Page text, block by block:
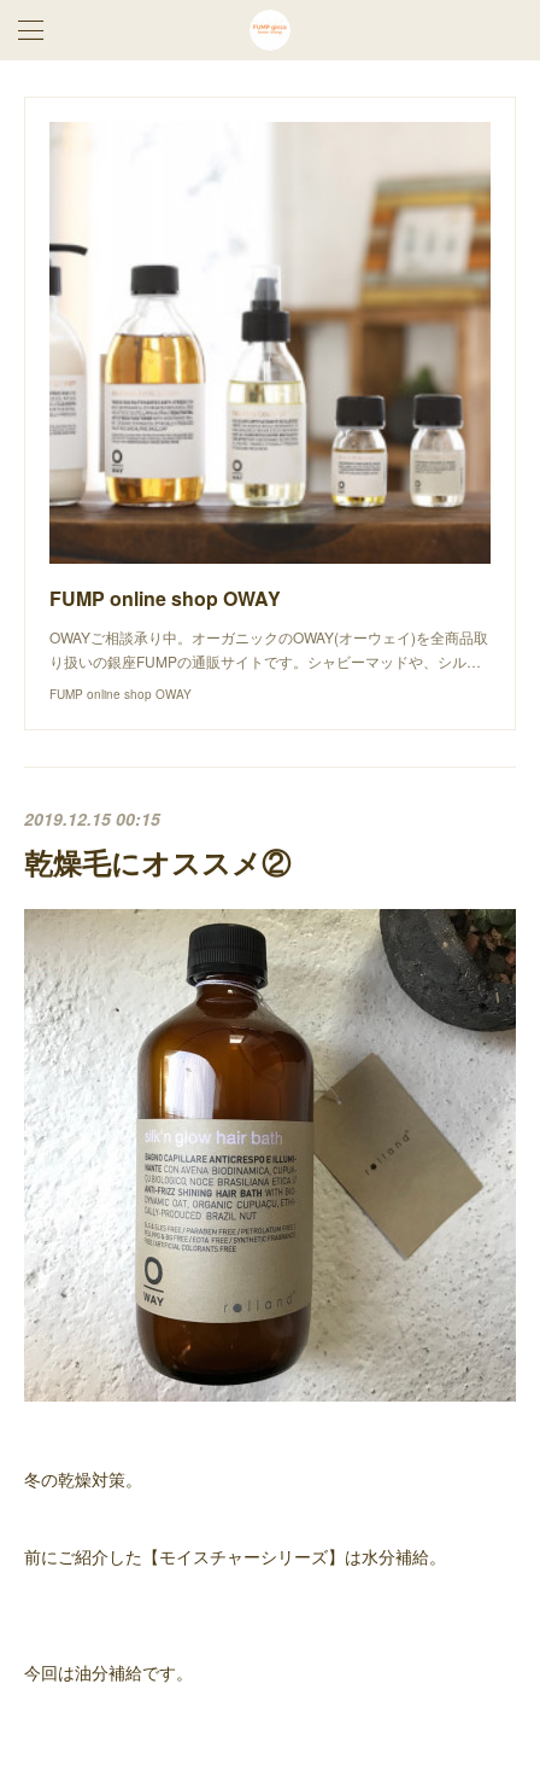
FUMP online shop OWAY
OWAYご相談承り中。オーガニックのOWAY(オーウェイ)を全商品取
り扱いの銀座FUMPの通販サイトです。シャビーマッドや、シル…
FUMP online shop OWAY
2019.12.15 00:15
乾燥毛にオススメ②
冬の乾燥対策。
前にご紹介した【モイスチャーシリーズ】は水分補給。
今回は油分補給です。